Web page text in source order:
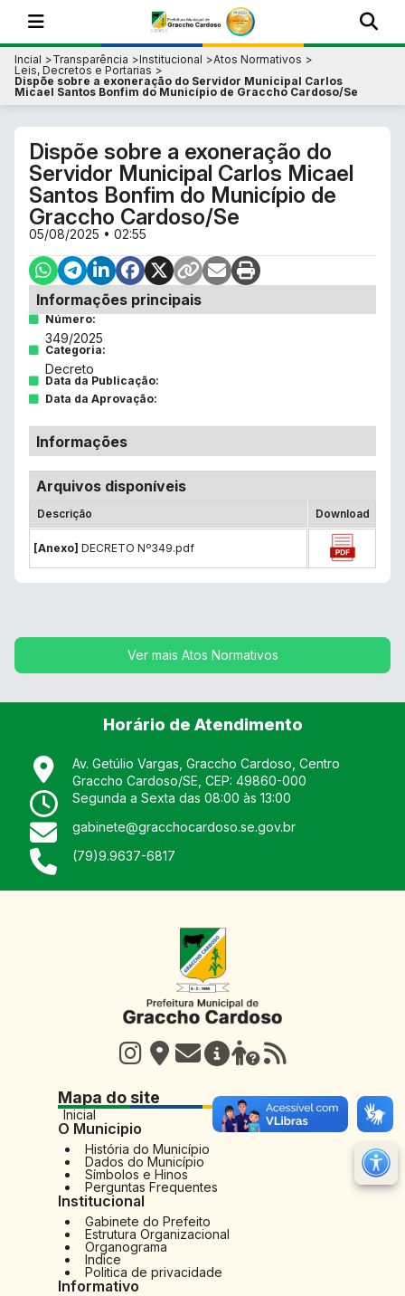
Incial Transparência Institucional
Atos Normativos
Leis, Decretos e Portarias
Dispõe sobre a exoneração do Servidor Municipal Carlos
Micael Santos Bonfim do Município de Graccho Cardoso/Se
Dispõe sobre a exoneração do
Servidor Municipal Carlos Micael
Santos Bonfim do Município de
Graccho Cardoso/Se
05/08/2025 • 02:55
Informações principais
Número:
349/2025
Categoria:
Decreto
Data da Publicação:
Data da Aprovação:
Informações
Arquivos disponíveis
Descrição Download
[Anexo] DECRETO Nº349.pdf
Ver mais Atos Normativos
Ir
Horário de Atendimento
Av. Getúlio Vargas, Graccho Cardoso, Centro
Graccho Cardoso/SE , CEP: 49860-000
Segunda a Sexta das 08:00 às 13:00
gabinete@gracchocardoso.se.gov.br
(79)9.9637-6817
Mapa do site
Inicial
O Municipio
História do Município
Dados do Município
Símbolos e Hinos
Perguntas Frequentes
Institucional
Gabinete do Prefeito
Estrutura Organizacional
Organograma
Indice
Politica de privacidade
Informativo